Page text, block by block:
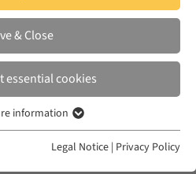
1881: Les
religieuse
& Close
essential cookies
für grundlegende Funktionen der
information
Legal Notice | Privacy Policy